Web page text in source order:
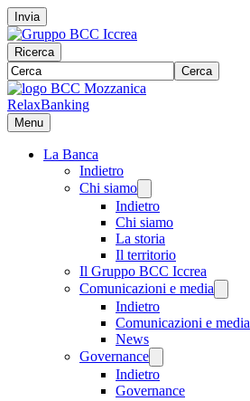
Invia
Ricerca
Cerca
RelaxBanking
Menu
La Banca
Indietro
Chi siamo
Indietro
Chi siamo
La storia
Il territorio
Il Gruppo BCC Iccrea
Comunicazioni e media
Indietro
Comunicazioni e media
News
Governance
Indietro
Governance